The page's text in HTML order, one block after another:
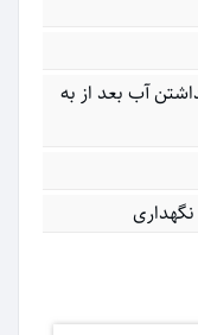
آب بعد از به